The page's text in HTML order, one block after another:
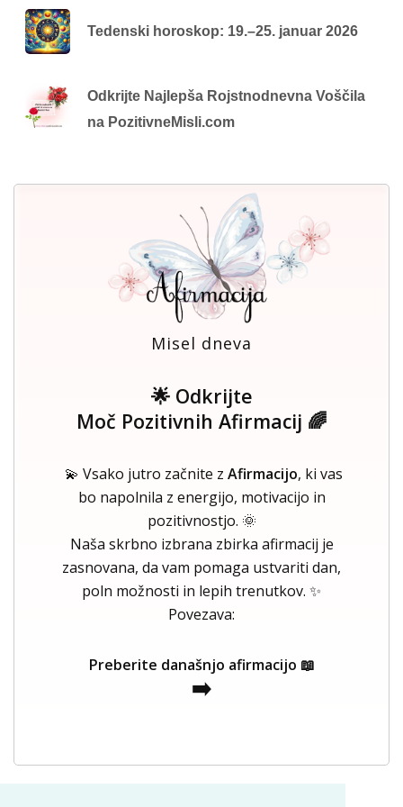
Tedenski horoskop: 19.–25. januar 2026
Odkrijte Najlepša Rojstnodnevna Voščila
na PozitivneMisli.com
Misel dneva
🌟 Odkrijte
Moč Pozitivnih Afirmacij 🌈
💫 Vsako jutro začnite z Afirmacijo, ki vas
bo napolnila z energijo, motivacijo in
pozitivnostjo. 🌞
Naša skrbno izbrana zbirka afirmacij je
zasnovana, da vam pomaga ustvariti dan,
poln možnosti in lepih trenutkov. ✨
Povezava:
Preberite današnjo afirmacijo 📖
➡️